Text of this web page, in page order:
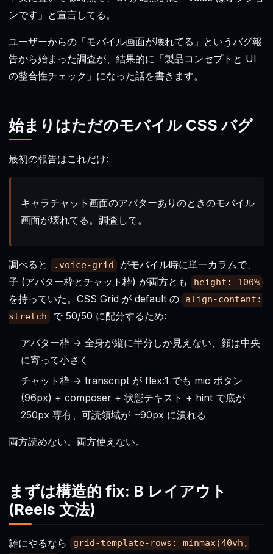
ンです」と宣言してる。
ユーザーからの「モバイル画面が壊れてる」というバグ報
告から始まった調査が、結果的に「製品コンセプトと UI
の整合性チェック」になった話を書きます。
始まりはただのモバイル CSS バグ
最初の報告はこれだけ:
キャラチャット画面のアバターありのときのモバイル
画面が壊れてる。調査して。
調べると .voice-grid
がモバイル時に単一カラムで、
子 (アバター枠とチャット枠) が両方とも
height: 100%
を持っていた。CSS Grid が default の
align-content:
stretch
で 50/50 に配分するため:
アバター枠 → 全身が縦に半分しか見えない、顔は中央
に寄って小さく
チャット枠 → transcript が flex:1 でも mic ボタン
(96px) + composer + 状態テキスト + hint で底が
250px 専有、可読領域が ~90px に潰れる
両方読めない。両方使えない。
まずは構造的 fix: B レイアウト
(Reels 文法)
雑にやるなら grid-template-rows: minmax(40vh,